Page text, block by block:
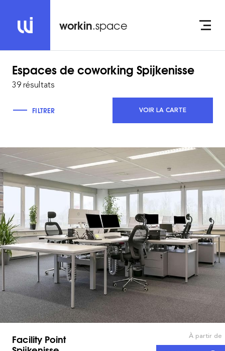
workin.space
Espaces de coworking Spijkenisse
39 résultats
FILTRER VOIR LA CARTE
Facility Point À partir de